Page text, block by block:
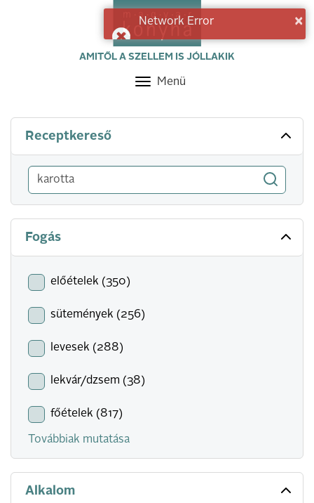
AMITŐL A SZELLEM IS JÓLLAKIK
Toggle
Menü
Receptkereső
Fogás
előételek (350)
sütemények (256)
levesek (288)
lekvár/dzsem (38)
főételek (817)
Továbbiak mutatása
Alkalom
×
Network Error